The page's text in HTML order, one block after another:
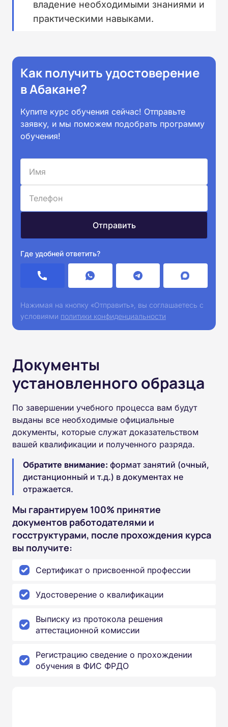
владение необходимыми знаниями и
практическими навыками.
Как получить удостоверение
в Абакане?
Купите курс обучения сейчас! Отправьте
заявку, и мы поможем подобрать программу
обучения!
Где удобней ответить?
Нажимая на кнопку «Отправить», вы соглашаетесь с
условиями политики конфиденциальности
Документы
установленного образца
По завершении учебного процесса вам будут
выданы все необходимые официальные
документы, которые служат доказательством
вашей квалификации и полученного разряда.
Обратите внимание: формат занятий (очный,
дистанционный и т.д.) в документах не
отражается.
Мы гарантируем 100% принятие
документов работодателями и
госструктурами, после прохождения курса
вы получите:
Сертификат о присвоенной профессии
Удостоверение о квалификации
Выписку из протокола решения
аттестационной комиссии
Регистрацию сведение о прохождении
обучения в ФИС ФРДО